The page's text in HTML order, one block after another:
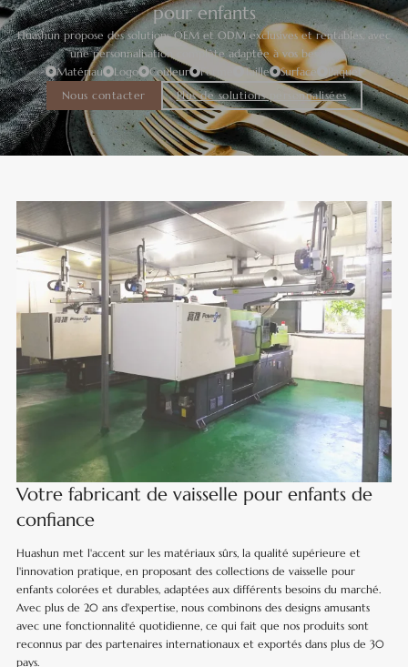
pour enfants
Huashun propose des solutions OEM et ODM exclusives et rentables, avec
une personnalisation complète adaptée à vos besoins.
Matériau
Logo Couleur Forme Taille Surface
Paquet
Nous contacter
Plus de solutions personnalisées
Votre fabricant de vaisselle pour enfants de
confiance
Huashun met l'accent sur les matériaux sûrs, la qualité supérieure et
l'innovation pratique, en proposant des collections de vaisselle pour
enfants colorées et durables, adaptées aux différents besoins du marché.
Avec plus de 20 ans d'expertise, nous combinons des designs amusants
avec une fonctionnalité quotidienne, ce qui fait que nos produits sont
reconnus par des partenaires internationaux et exportés dans plus de 30
pays.